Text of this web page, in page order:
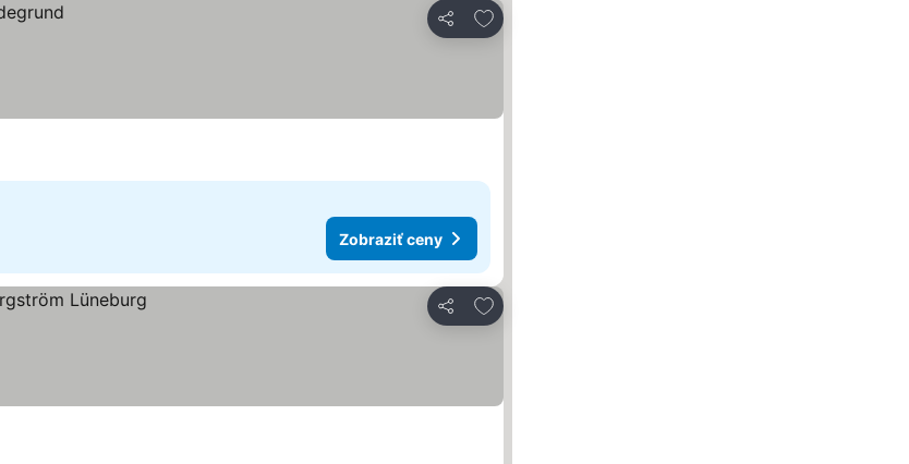
Zdieľať
Pridať do obľúbených
Zobraziť ceny
Zdieľať
Pridať do obľúbených